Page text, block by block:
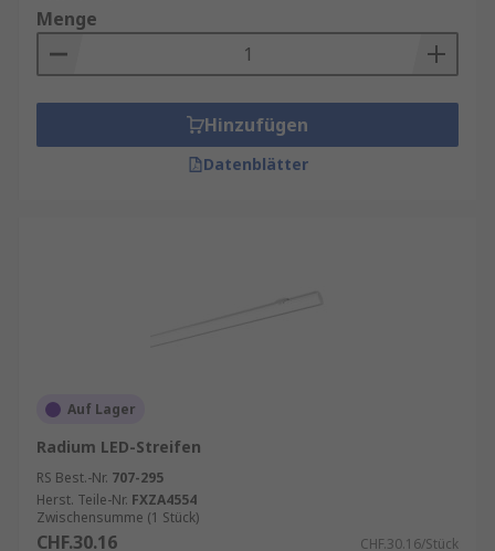
Menge
Hinzufügen
Datenblätter
Auf Lager
Radium LED-Streifen
RS Best.-Nr. 707-295
Herst. Teile-Nr. FXZA4554
Zwischensumme (1 Stück)
CHF.30.16 CHF.30.16/Stück